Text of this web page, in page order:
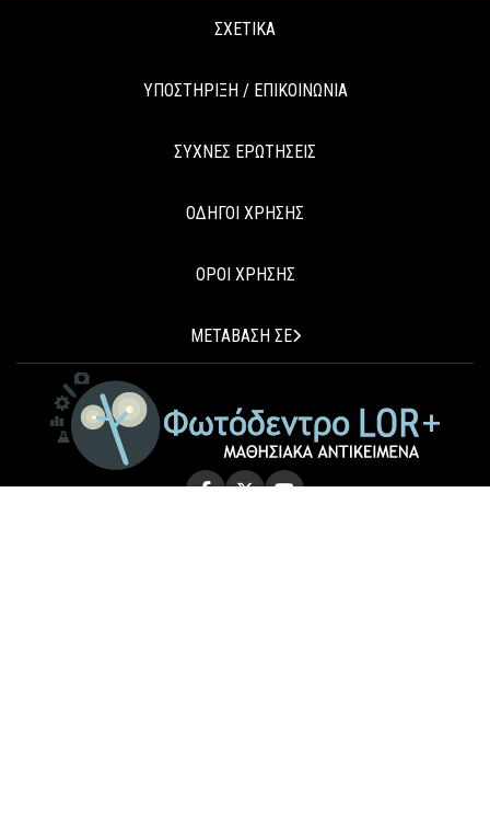
ΣΧΕΤΙΚΑ
ΥΠΟΣΤΗΡΙΞΗ / ΕΠΙΚΟΙΝΩΝΙΑ
ΣΥΧΝΕΣ ΕΡΩΤΗΣΕΙΣ
ΟΔΗΓΟΙ ΧΡΗΣΗΣ
ΟΡΟΙ ΧΡΗΣΗΣ
ΜΕΤΑΒΑΣΗ ΣΕ